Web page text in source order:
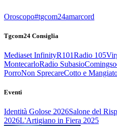
Oroscopo#tgcom24amarcord
Tgcom24 Consiglia
Mediaset InfinityR101Radio 105
MontecarloRadio Subasio
PorroNon SprecareCotto e
Eventi
Identità Golose 2026Salone del
2026L'Artigiano in Fiera 2025